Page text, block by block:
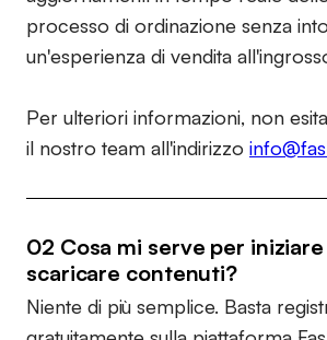
processo di ordinazione senza
un'esperienza di vendita
Per ulteriori informazioni, non
il nostro team all'indirizzo
02 Cosa mi serve per iniziare
scaricare contenuti?
Niente di più semplice. Basta